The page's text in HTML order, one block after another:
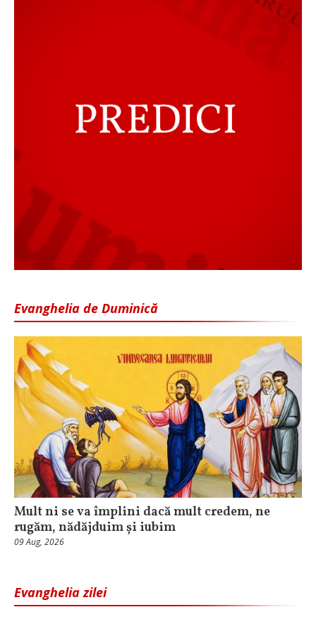
Evanghelia de Duminică
Mult ni se va împlini dacă mult credem, ne
rugăm, nădăjduim și iubim
09 Aug, 2026
Evanghelia zilei